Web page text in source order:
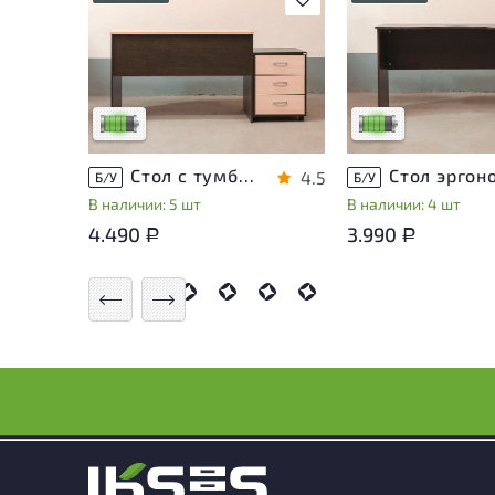
незначительные следы
эксплуатации, не влияющие
использования
Низкая степень износа
Б/У
В наличии: 5 шт
4.5
4.490 Р
У товара
незначительные
эксплуатации, не
на удобство его
использования
Низкая степень
Б/У
В наличии: 4 шт
3.990 Р